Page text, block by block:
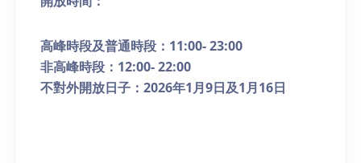
高峰時段及普通時段： 11:00- 23:00
非高峰時段： 12:00- 22:00
不對外開放日子： 2026年1月9日及1月16日